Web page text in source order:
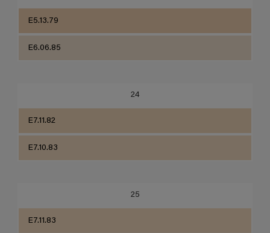
E5.13.79
E6.06.85
24
E7.11.82
E7.10.83
25
E7.11.83